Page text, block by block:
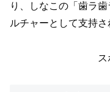
り、しなこの「歯ラ
ルチャーとして支持さ